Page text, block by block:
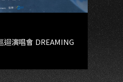
迴演唱會 DREAMING